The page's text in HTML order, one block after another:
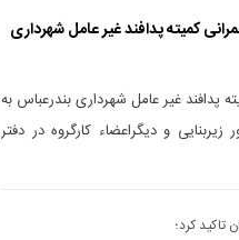
کمیته پدافند غیر عامل شهرداری
پدافند غیر عامل شهرداری بندرعباس به
و دیگراعضاء کارگروه در دفتر
تاکید کرد؛